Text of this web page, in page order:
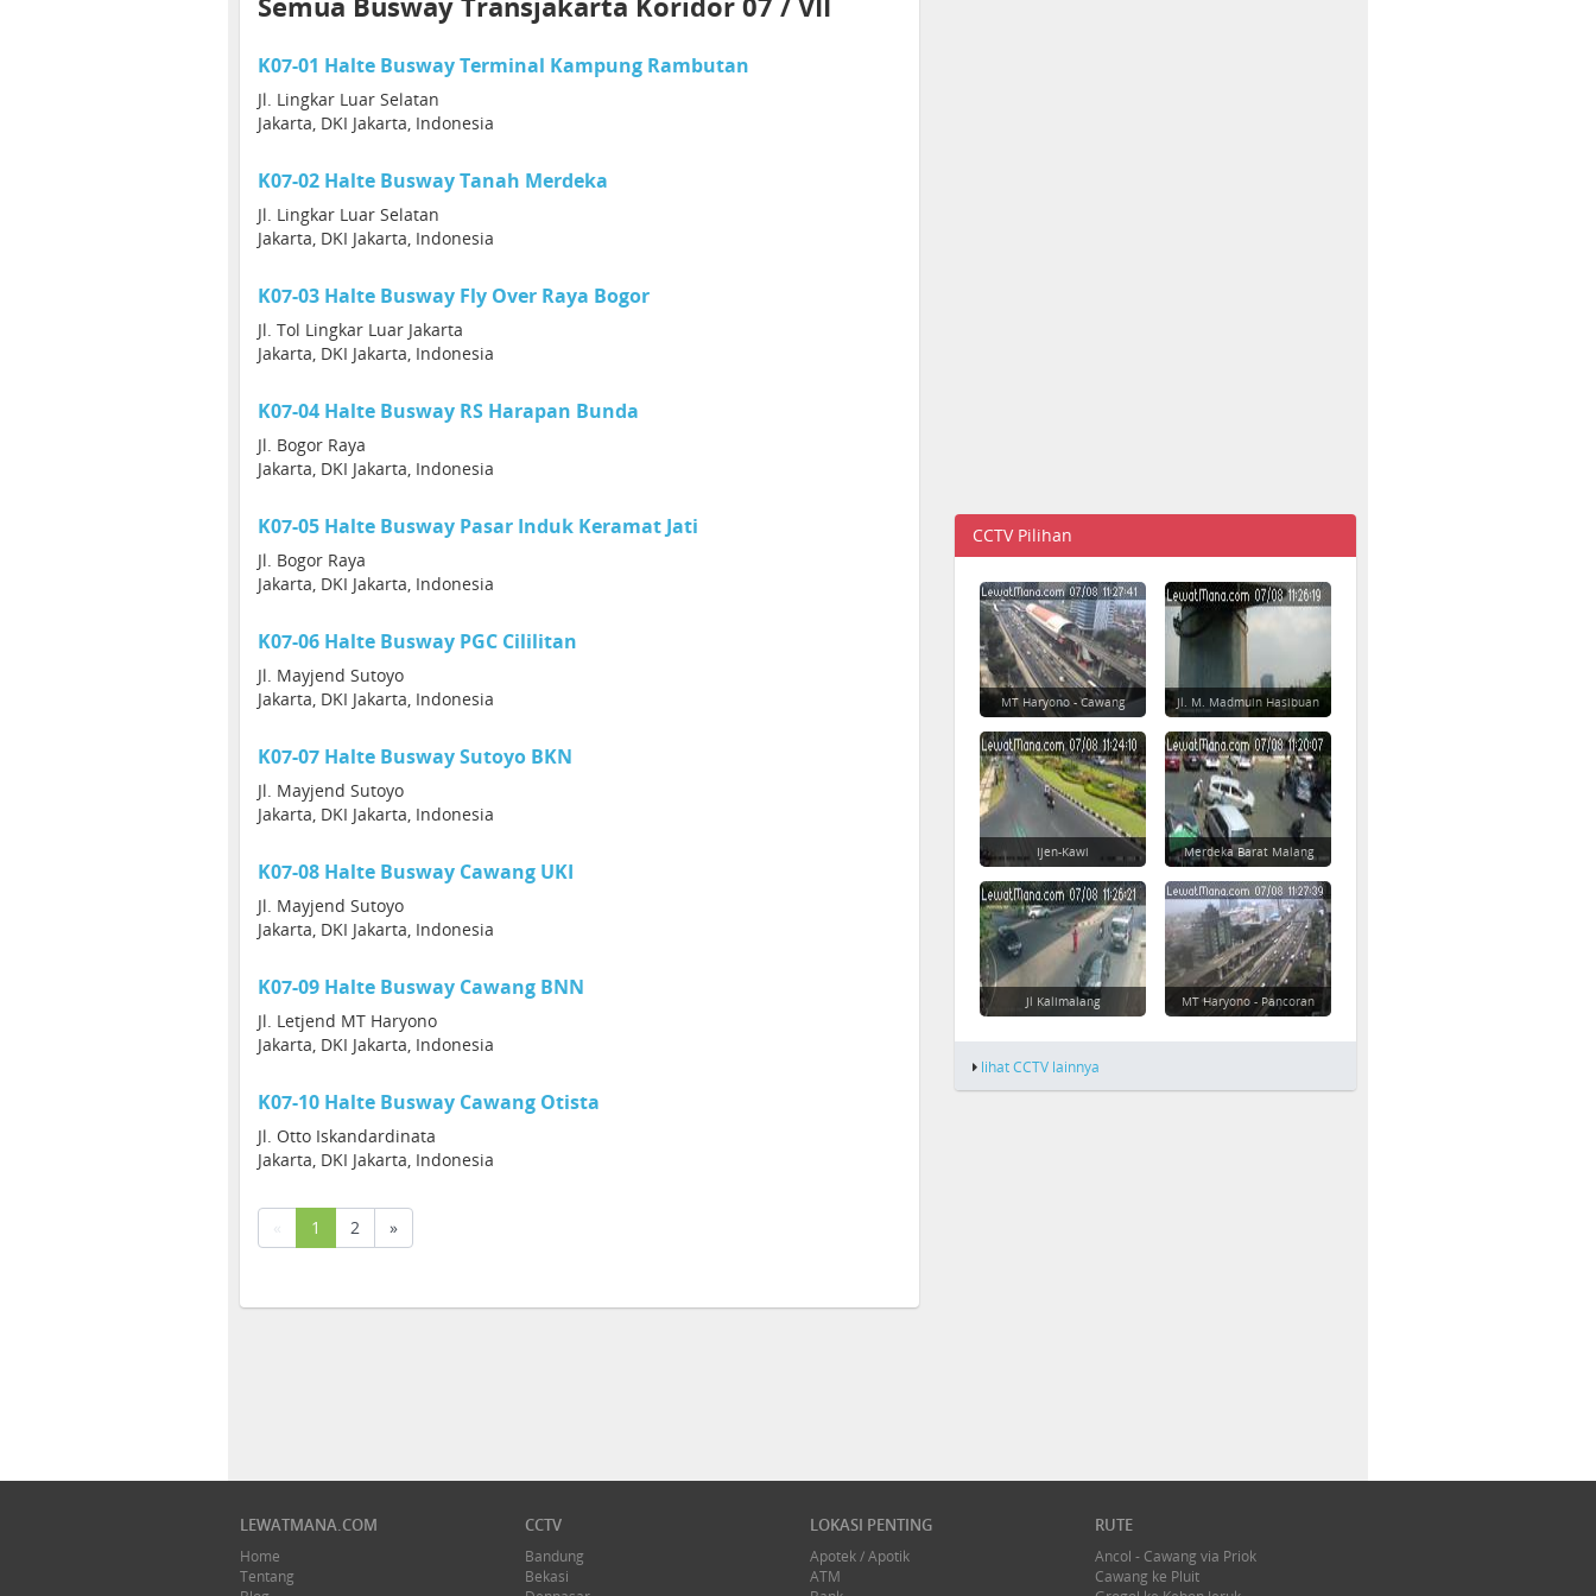
K07-01 Halte Busway Terminal Kampung Rambutan
Jl. Lingkar Luar Selatan
Jakarta, DKI Jakarta, Indonesia
K07-02 Halte Busway Tanah Merdeka
Jl. Lingkar Luar Selatan
Jakarta, DKI Jakarta, Indonesia
K07-03 Halte Busway Fly Over Raya Bogor
Jl. Tol Lingkar Luar Jakarta
Jakarta, DKI Jakarta, Indonesia
K07-04 Halte Busway RS Harapan Bunda
Jl. Bogor Raya
Jakarta, DKI Jakarta, Indonesia
K07-05 Halte Busway Pasar Induk Keramat Jati
Jl. Bogor Raya
Jakarta, DKI Jakarta, Indonesia
K07-06 Halte Busway PGC Cililitan
Jl. Mayjend Sutoyo
Jakarta, DKI Jakarta, Indonesia
K07-07 Halte Busway Sutoyo BKN
Jl. Mayjend Sutoyo
Jakarta, DKI Jakarta, Indonesia
K07-08 Halte Busway Cawang UKI
Jl. Mayjend Sutoyo
Jakarta, DKI Jakarta, Indonesia
K07-09 Halte Busway Cawang BNN
Jl. Letjend MT Haryono
Jakarta, DKI Jakarta, Indonesia
K07-10 Halte Busway Cawang Otista
Jl. Otto Iskandardinata
Jakarta, DKI Jakarta, Indonesia
1 (current)
2 »
CCTV Pilihan
MT Haryono - Cawang Jl. M. Madmuin Hasibuan
Ijen-Kawi Merdeka Barat Malang
Jl Kalimalang MT Haryono - Pancoran
lihat CCTV lainnya
LEWATMANA.COM
Home
Tentang
CCTV
Bandung
Bekasi
LOKASI PENTING
Apotek / Apotik
ATM
RUTE
Ancol - Cawang via Priok
Cawang ke Pluit